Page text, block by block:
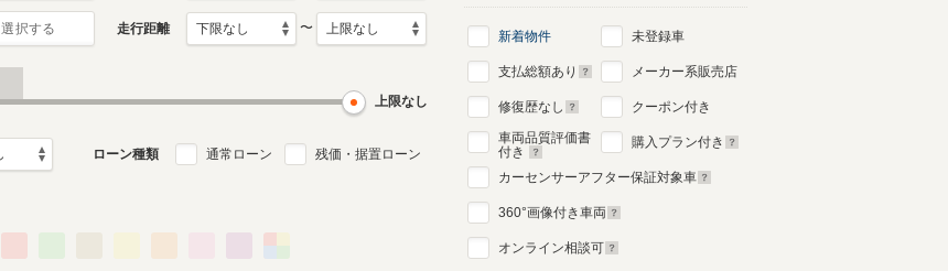
選択する 走行距離 〜
上限なし
ローン種類 通常ローン 残価・据置ローン
新着物件
支払総額あり
修復歴なし
車両品質評価書
付き
未登録車
メーカー系販売店
クーポン付き
購入プラン付き
カーセンサーアフター保証対象車
360°画像付き車両
オンライン相談可